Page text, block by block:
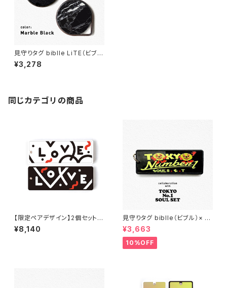
見守りタグ biblle LiTE（ビブル
ライト）/ marble black
¥3,278
同じカテゴリの商品
【限定ペアデザイン】2個セットbi
blle-LOVEモノトーン‐
¥8,140
見守りタグ biblle（ビブル）× T
OKYO No.1 SOUL SET/blac
k
¥3,663
10%OFF